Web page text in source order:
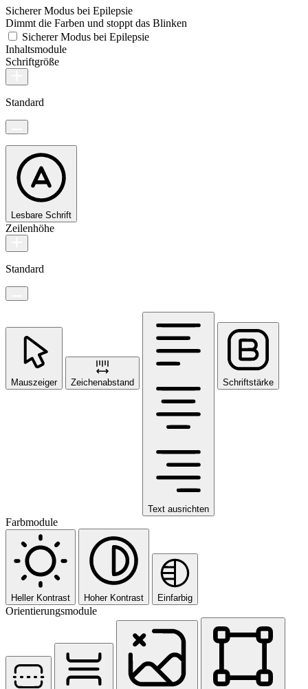
Sicherer Modus bei Epilepsie
Dimmt die Farben und stoppt das Blinken
Sicherer Modus bei Epilepsie
Inhaltsmodule
Schriftgröße
Standard
Lesbare Schrift
Zeilenhöhe
Standard
Mauszeiger Zeichenabstand
Text ausrichten
Schriftstärke
Farbmodule
Heller Kontrast Hoher Kontrast Einfarbig
Orientierungsmodule